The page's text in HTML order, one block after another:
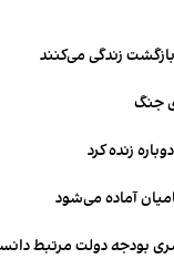
زندگی می‌کنند
جنگ
زنده کرد
آماده می‌شود
بودجه دولت مرتبط